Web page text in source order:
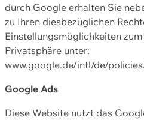
durch Google erhalten Sie
zu Ihren diesbezüglichen
Einstellungsmöglichkeiten
Privatsphäre unter:
www.google.de/intl/de/
Google Ads
Diese Website nutzt das